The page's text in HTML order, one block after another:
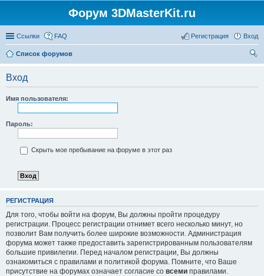
Форум 3DMasterKit.ru
Ссылки FAQ Вход
Регистрация
Список форумов
Вход
Имя пользователя:
Пароль:
Скрыть мое пребывание на форуме в этот раз
РЕГИСТРАЦИЯ
Для того, чтобы войти на форум, Вы должны пройти процедуру
регистрации. Процесс регистрации отнимет всего несколько минут, но
позволит Вам получить более широкие возможности. Администрация
форума может также предоставить зарегистрированным пользователям
большие привилегии. Перед началом регистрации, Вы должны
ознакомиться с правилами и политикой форума. Помните, что Ваше
присутствие на форумах означает согласие со всеми правилами.